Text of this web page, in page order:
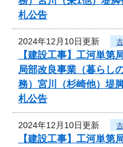
札公告
2024年12月10日更新
【建設工事】工河単
局部改良事業（暮らし
務）宮川（杉崎他）堤
札公告
2024年12月10日更新
【建設工事】工河単